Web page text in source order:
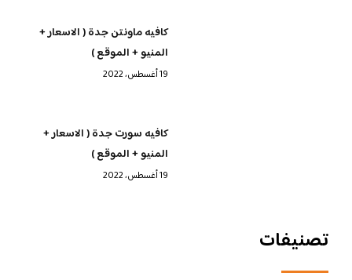
كافيه ماونتن جدة ( الاسعار +
المنيو + الموقع )
19 أغسطس، 2022
كافيه سورت جدة ( الاسعار +
المنيو + الموقع )
19 أغسطس، 2022
تصنيفات